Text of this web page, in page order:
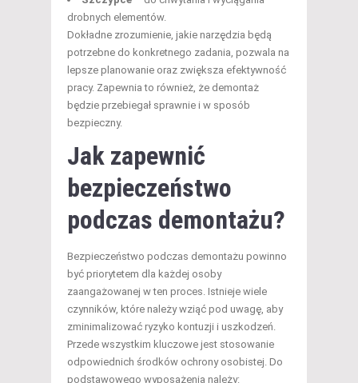
drobnych elementów.
Dokładne zrozumienie, jakie narzędzia będą
potrzebne do konkretnego zadania, pozwala na
lepsze planowanie oraz zwiększa efektywność
pracy. Zapewnia to również, że demontaż
będzie przebiegał sprawnie i w sposób
bezpieczny.
Jak zapewnić
bezpieczeństwo
podczas demontażu?
Bezpieczeństwo podczas demontażu powinno
być priorytetem dla każdej osoby
zaangażowanej w ten proces. Istnieje wiele
czynników, które należy wziąć pod uwagę, aby
zminimalizować ryzyko kontuzji i uszkodzeń.
Przede wszystkim kluczowe jest stosowanie
odpowiednich środków ochrony osobistej. Do
podstawowego wyposażenia należy: